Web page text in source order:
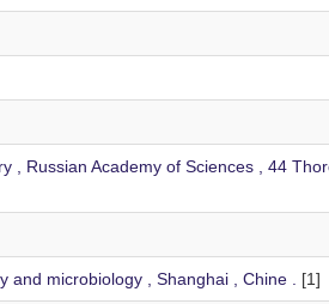
, Russian Academy of Sciences , 44
microbiology , Shanghai , Chine . [1]